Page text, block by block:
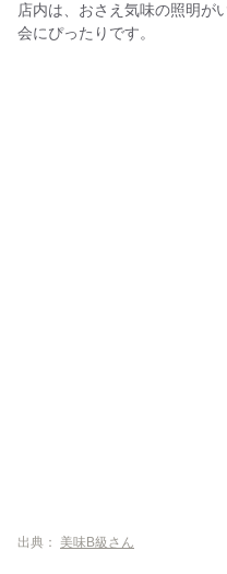
店内は、おさえ気味の照明が
会にぴったりです。
出典： 美味B級さん